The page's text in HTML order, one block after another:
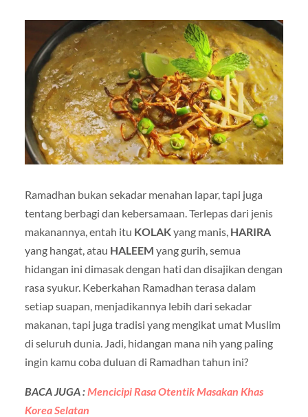
Ramadhan bukan sekadar menahan lapar, tapi juga
tentang berbagi dan kebersamaan. Terlepas dari jenis
makanannya, entah itu KOLAKyang manis, HARIRA
yang hangat, atau HALEEM yang gurih, semua
hidangan ini dimasak dengan hati dan disajikan dengan
rasa syukur. Keberkahan Ramadhan terasa dalam
setiap suapan, menjadikannya lebih dari sekadar
makanan, tapi juga tradisi yang mengikat umat Muslim
di seluruh dunia. Jadi, hidangan mana nih yang paling
ingin kamu coba duluan di Ramadhan tahun ini?
BACA JUGA :Mencicipi Rasa Otentik Masakan Khas
Korea Selatan